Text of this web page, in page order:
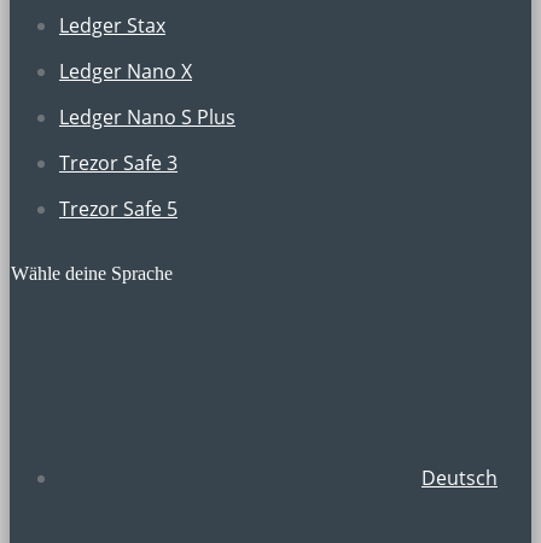
Ledger Stax
Ledger Nano X
Ledger Nano S Plus
Trezor Safe 3
Trezor Safe 5
Wähle deine Sprache
Deutsch